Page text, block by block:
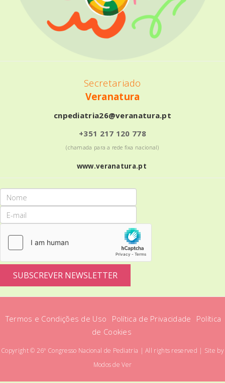
Secretariado
Veranatura
cnpediatria26@veranatura.pt
+351 217 120 778
(chamada para a rede fixa nacional)
www.veranatura.pt
SUBSCREVER NEWSLETTER
Termos e Condições de Uso Política de Privacidade
Política
de Cookies
Copyright © 26º Congresso Nacional de Pediatria | All rights reserved | Site by
Modos de Ver